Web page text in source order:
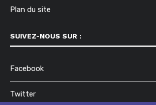
Plan du site
SUIVEZ-NOUS SUR :
Facebook
Twitter